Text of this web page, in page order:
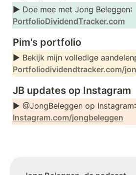
► Doe mee met Jong Beleggen
PortfolioDividendTracker.com
Pim's portfolio
► Bekijk mijn volledige
Portfoliodividendtracker.com/
JB updates op Instagram
► @JongBeleggen op Instagram
Instagram.com/jongbeleggen